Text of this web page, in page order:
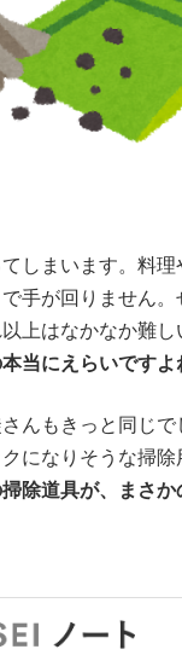
しまいます。料
手が回りません
上はなかなか難し
当にえらいですよ
んもきっと同じ
になりそうな掃除
除道具が、まさ